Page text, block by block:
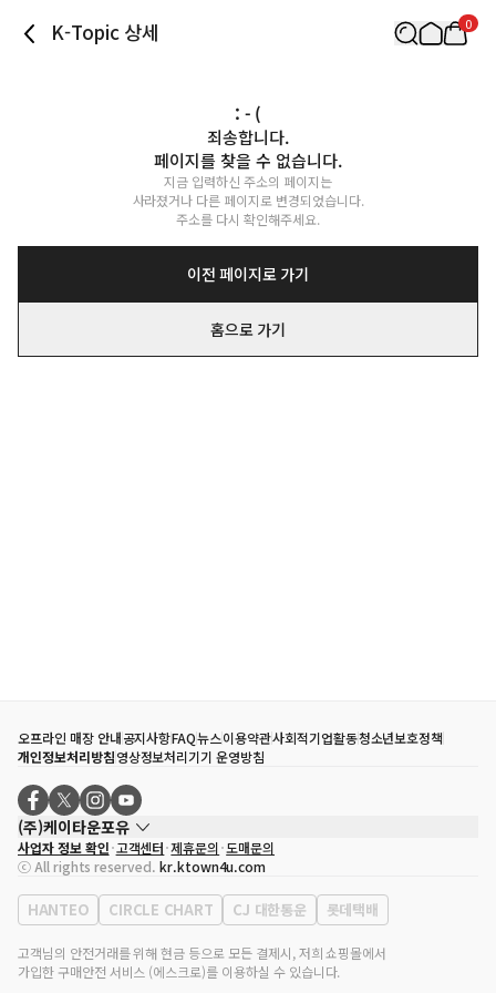
K-Topic 상세 0
: - (
죄송합니다.
페이지를 찾을 수 없습니다.
지금 입력하신 주소의 페이지는
사라졌거나 다른 페이지로 변경되었습니다.
주소를 다시 확인해주세요.
이전 페이지로 가기
홈으로 가기
오프라인 매장 안내공지사항FAQ뉴스이용약관사회적기업활동청소년보호정책
개인정보처리방침영상정보처리기기 운영방침
(주)케이타운포유
대표자
송효민
사업자등록번호
120-87-71116
통신판매업 신고번호 제2011-서울강남-02223
대표전화
02-552-9855
사업자 정보 확인 고객센터 제휴문의 도매문의
ⓒ All rights reserved. kr.ktown4u.com
HANTEO CIRCLE CHART CJ 대한통운 롯데택배
고객님의 안전거래를 위해 현금 등으로 모든 결제시, 저희 쇼핑몰에서
가입한 구매안전 서비스 (에스크로)를 이용하실 수 있습니다.